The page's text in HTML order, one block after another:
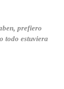
prefiero
todo estuviera